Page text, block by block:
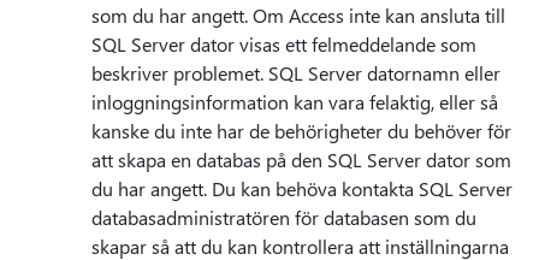
som du har angett. Om Access inte kan ansluta till
SQL Server dator visas ett felmeddelande som
beskriver problemet. SQL Server datornamn eller
inloggningsinformation kan vara felaktig, eller så
kanske du inte har de behörigheter du behöver för
att skapa en databas på den SQL Server dator som
du har angett. Du kan behöva kontakta SQL Server
databasadministratören för databasen som du
skapar så att du kan kontrollera att inställningarna